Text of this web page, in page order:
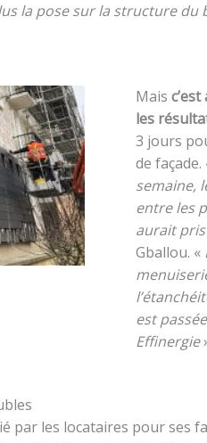
la pose sur la structure
Maisc’est
les
3 jours
de
semaine,
entre les
aurait
Gballou. «
est
Effinergie
par les locataires pour ses